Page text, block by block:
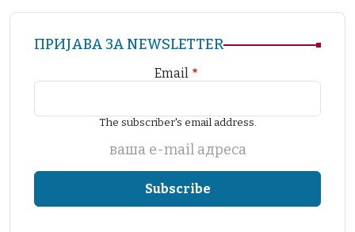
ПРИЈАВА ЗА NEWSLETTER
Email
The subscriber's email address.
ваша е-mail адреса